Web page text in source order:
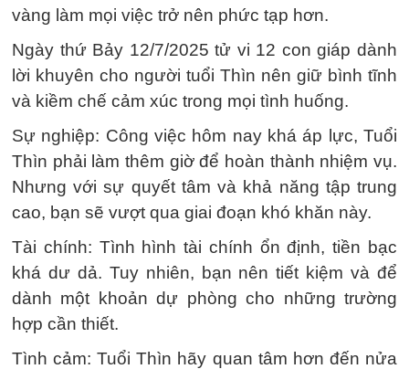
vàng làm mọi việc trở nên phức tạp hơn.
Ngày thứ Bảy 12/7/2025 tử vi 12 con giáp dành
lời khuyên cho người tuổi Thìn nên giữ bình tĩnh
và kiềm chế cảm xúc trong mọi tình huống.
Sự nghiệp: Công việc hôm nay khá áp lực, Tuổi
Thìn phải làm thêm giờ để hoàn thành nhiệm vụ.
Nhưng với sự quyết tâm và khả năng tập trung
cao, bạn sẽ vượt qua giai đoạn khó khăn này.
Tài chính: Tình hình tài chính ổn định, tiền bạc
khá dư dả. Tuy nhiên, bạn nên tiết kiệm và để
dành một khoản dự phòng cho những trường
hợp cần thiết.
Tình cảm: Tuổi Thìn hãy quan tâm hơn đến nửa